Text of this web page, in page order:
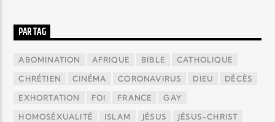
PAR TAG
ABOMINATION AFRIQUE BIBLE CATHOLIQUE
CHRÉTIEN CINÉMA CORONAVIRUS DIEU DÉCÈS
EXHORTATION FOI FRANCE GAY
HOMOSÉXUALITÉ ISLAM JÉSUS JÉSUS-CHRIST